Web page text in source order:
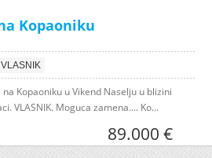
Kopaoniku
VLASNIK
na Kopaoniku u Vikend Naselju u blizini
VLASNIK. Moguca zamena.... Ko...
89.000 €